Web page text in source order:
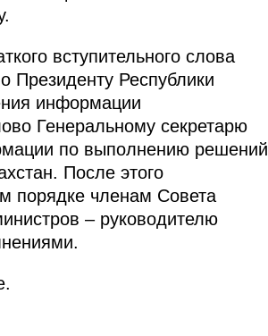
вступительного слова
Президенту Республики
информации
Генеральному секретарю
по выполнению решений
После этого
порядке членам Совета
– руководителю